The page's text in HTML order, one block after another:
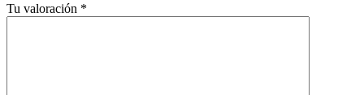
Tu valoración *